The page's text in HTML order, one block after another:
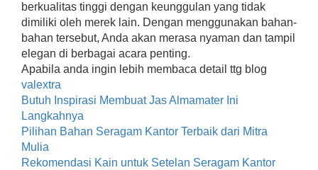
berkualitas tinggi dengan keunggulan yang tidak
dimiliki oleh merek lain. Dengan menggunakan bahan-
bahan tersebut, Anda akan merasa nyaman dan tampil
elegan di berbagai acara penting.
Apabila anda ingin lebih membaca detail ttg blog
valextra
Butuh Inspirasi Membuat Jas Almamater Ini
Langkahnya
Pilihan Bahan Seragam Kantor Terbaik dari Mitra
Mulia
Rekomendasi Kain untuk Setelan Seragam Kantor